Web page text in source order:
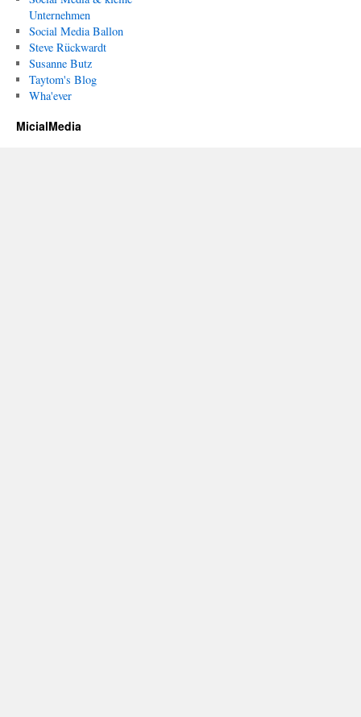
Unternehmen
Social Media Ballon
Steve Rückwardt
Susanne Butz
Taytom's Blog
Wha'ever
MicialMedia